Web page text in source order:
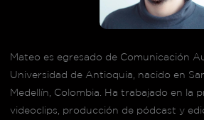
Mateo es egresado de Comunicación
Universidad de Antioquia, nacido en
Medellín, Colombia. Ha trabajado en la
videoclips, producción de pódcast y